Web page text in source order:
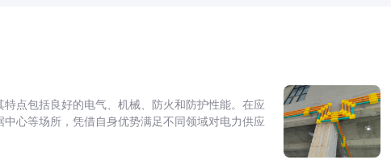
点包括良好的电气、机械、防火和防护性能。在应
心等场所，凭借自身优势满足不同领域对电力供应